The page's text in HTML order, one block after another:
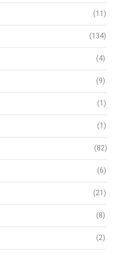
(11)
(134)
(4)
(9)
(1)
(1)
(82)
(6)
(21)
(8)
(2)